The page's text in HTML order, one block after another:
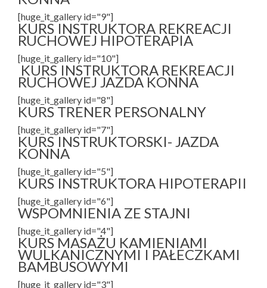
[huge_it_gallery id="9"]
KURS INSTRUKTORA REKREACJI
RUCHOWEJ HIPOTERAPIA
[huge_it_gallery id="10"]
KURS INSTRUKTORA REKREACJI
RUCHOWEJ JAZDA KONNA
[huge_it_gallery id="8"]
KURS TRENER PERSONALNY
[huge_it_gallery id="7"]
KURS INSTRUKTORSKI- JAZDA
KONNA
[huge_it_gallery id="5"]
KURS INSTRUKTORA HIPOTERAPII
[huge_it_gallery id="6"]
WSPOMNIENIA ZE STAJNI
[huge_it_gallery id="4"]
KURS MASAŻU KAMIENIAMI
WULKANICZNYMI I PAŁECZKAMI
BAMBUSOWYMI
[huge_it_gallery id="3"]